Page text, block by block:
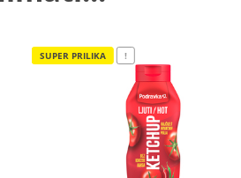
SUPER PRILIKA !